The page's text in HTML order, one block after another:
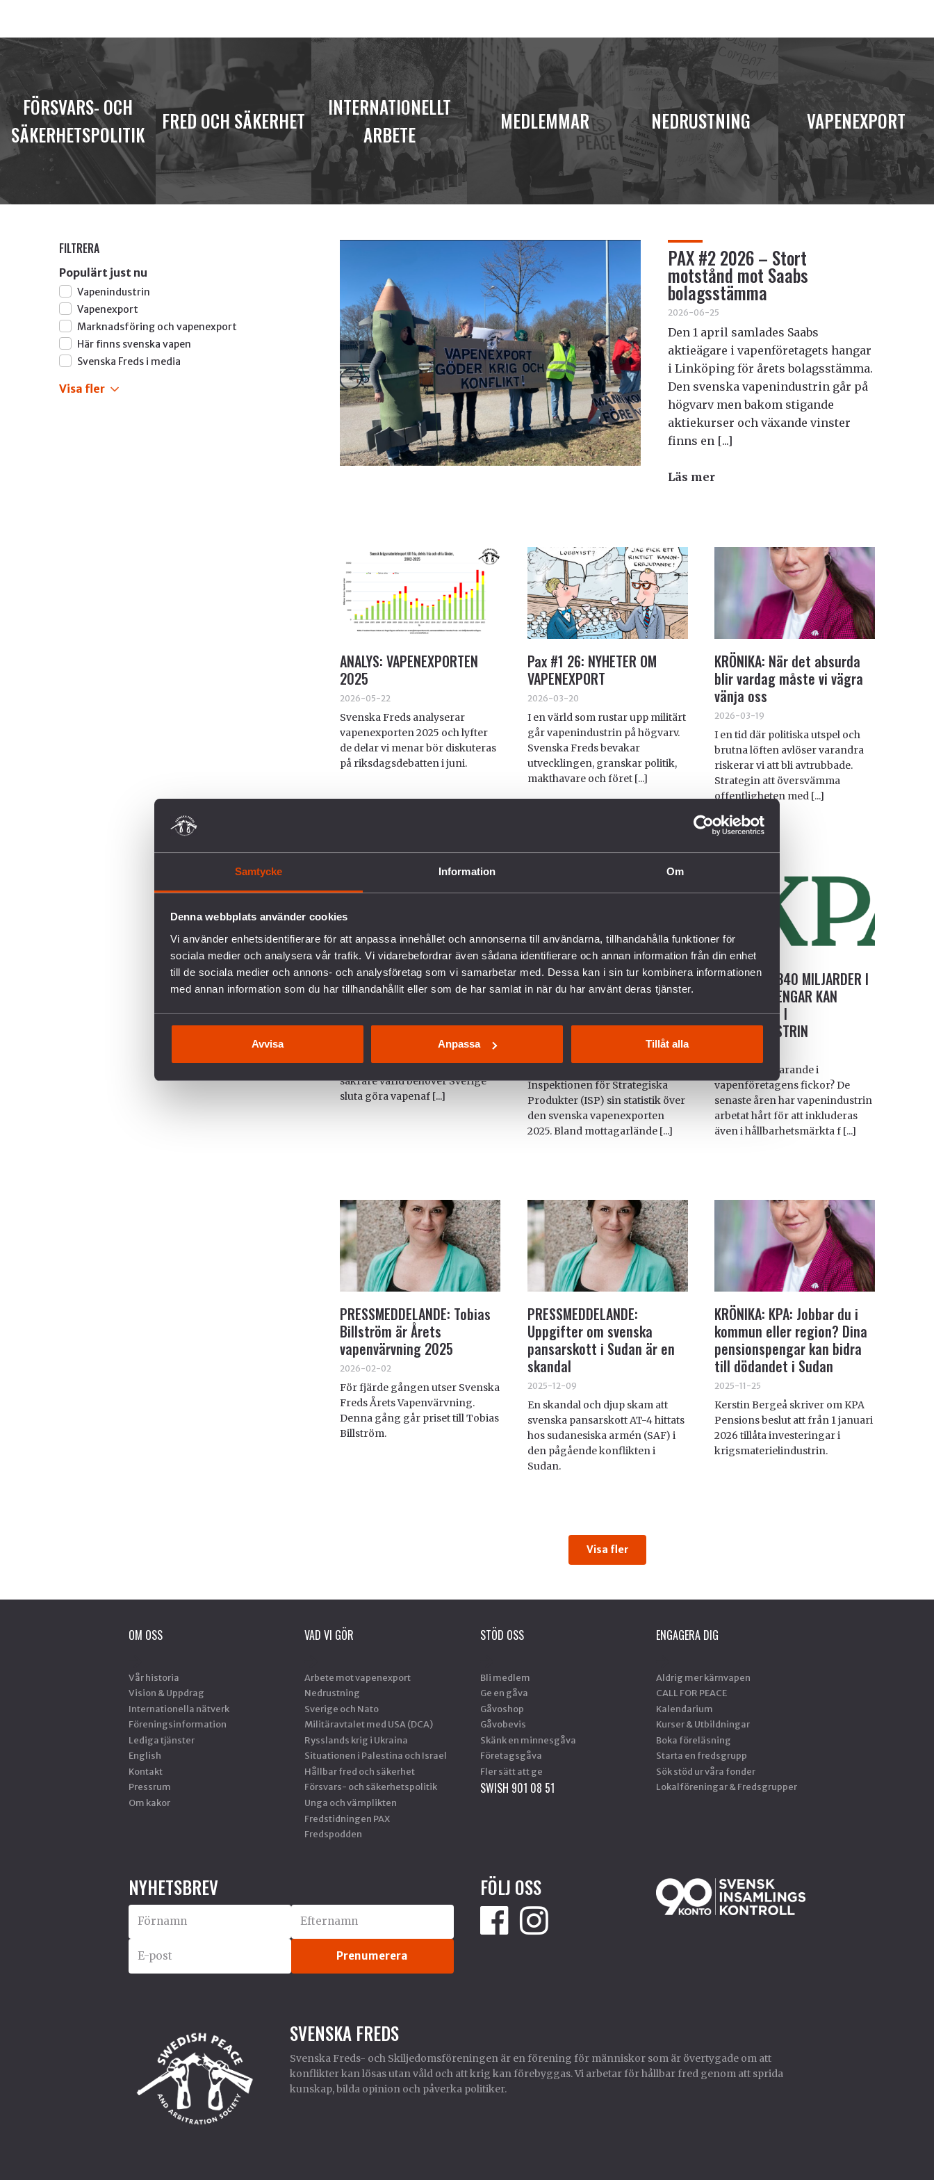
Samtycke Information Om
Denna webbplats använder cookies
Vi använder enhetsidentifierare för att anpassa innehållet och annonserna till användarna, tillhandahålla funktioner för
sociala medier och analysera vår trafik. Vi vidarebefordrar även sådana identifierare och annan information från din enhet
till de sociala medier och annons- och analysföretag som vi samarbetar med. Dessa kan i sin tur kombinera informationen
med annan information som du har tillhandahållit eller som de har samlat in när du har använt deras tjänster.
Avvisa Anpassa Tillåt alla
FÖRSVARS- OCH
SÄKERHETSPOLITIK
FRED OCH SÄKERHET
INTERNATIONELLT
ARBETE
MEDLEMMAR NEDRUSTNING VAPENEXPORT
FILTRERA
Populärt just nu
Vapenindustrin
Vapenexport
Marknadsföring och vapenexport
Här finns svenska vapen
Svenska Freds i media
Visa fler
PAX #2 2026 – Stort
motstånd mot Saabs
bolagsstämma
2026-06-25
Den 1 april samlades Saabs
aktieägare i vapenföretagets hangar
i Linköping för årets bolagsstämma.
Den svenska vapenindustrin går på
högvarv men bakom stigande
aktiekurser och växande vinster
finns en [...]
Läs mer
ANALYS: VAPENEXPORTEN
2025
2026-05-22
Svenska Freds analyserar
vapenexporten 2025 och lyfter
de delar vi menar bör diskuteras
på riksdagsdebatten i juni.
Pax #1 26: NYHETER OM
VAPENEXPORT
2026-03-20
I en värld som rustar upp militärt
går vapenindustrin på högvarv.
Svenska Freds bevakar
utvecklingen, granskar politik,
makthavare och föret [...]
KRÖNIKA: När det absurda
blir vardag måste vi vägra
vänja oss
2026-03-19
I en tid där politiska utspel och
brutna löften avlöser varandra
riskerar vi att bli avtrubbade.
Strategin att översvämma
offentligheten med [...]
Svensk vapenexport bidrar
till våldet i Mellanöstern
2026-03-12
och förvärrar konflikten i
mellanöstern. För att bidra till en
säkrare värld behöver Sverige
sluta göra vapenaf [...]
PRESSMEDDELANDE: Ny
statistik visar fortsatt
svensk vapenexport till
Israel
Inspektionen för Strategiska
Produkter (ISP) sin statistik över
den svenska vapenexporten
2025. Bland mottagarlände [...]
PAX #1 26: 340 MILJARDER I
PENSIONSPENGAR KAN
INVESTERAS I
VAPENINDUSTRIN
Har du ditt sparande i
vapenföretagens fickor? De
senaste åren har vapenindustrin
arbetat hårt för att inkluderas
även i hållbarhetsmärkta f [...]
PRESSMEDDELANDE: Tobias
Billström är Årets
vapenvärvning 2025
2026-02-02
För fjärde gången utser Svenska
Freds Årets Vapenvärvning.
Denna gång går priset till Tobias
Billström.
PRESSMEDDELANDE:
Uppgifter om svenska
pansarskott i Sudan är en
skandal
2025-12-09
En skandal och djup skam att
svenska pansarskott AT-4 hittats
hos sudanesiska armén (SAF) i
den pågående konflikten i
Sudan.
KRÖNIKA: KPA: Jobbar du i
kommun eller region? Dina
pensionspengar kan bidra
till dödandet i Sudan
2025-11-25
Kerstin Bergeå skriver om KPA
Pensions beslut att från 1 januari
2026 tillåta investeringar i
krigsmaterielindustrin.
Visa fler
OM OSS
Vår historia
Vision & Uppdrag
Internationella nätverk
Föreningsinformation
Lediga tjänster
English
Kontakt
Pressrum
Om kakor
VAD VI GÖR
Arbete mot vapenexport
Nedrustning
Sverige och Nato
Militäravtalet med USA (DCA)
Rysslands krig i Ukraina
Situationen i Palestina och Israel
Hållbar fred och säkerhet
Försvars- och säkerhetspolitik
Unga och värnplikten
Fredstidningen PAX
Fredspodden
STÖD OSS
Bli medlem
Ge en gåva
Gåvoshop
Gåvobevis
Skänk en minnesgåva
Företagsgåva
Fler sätt att ge
SWISH 901 08 51
ENGAGERA DIG
Aldrig mer kärnvapen
CALL FOR PEACE
Kalendarium
Kurser & Utbildningar
Boka föreläsning
Starta en fredsgrupp
Sök stöd ur våra fonder
Lokalföreningar & Fredsgrupper
NYHETSBREV FÖLJ OSS
SVENSKA FREDS
Svenska Freds- och Skiljedomsföreningen är en förening för människor som är övertygade om att
konflikter kan lösas utan våld och att krig kan förebyggas. Vi arbetar för hållbar fred genom att sprida
kunskap, bilda opinion och påverka politiker.